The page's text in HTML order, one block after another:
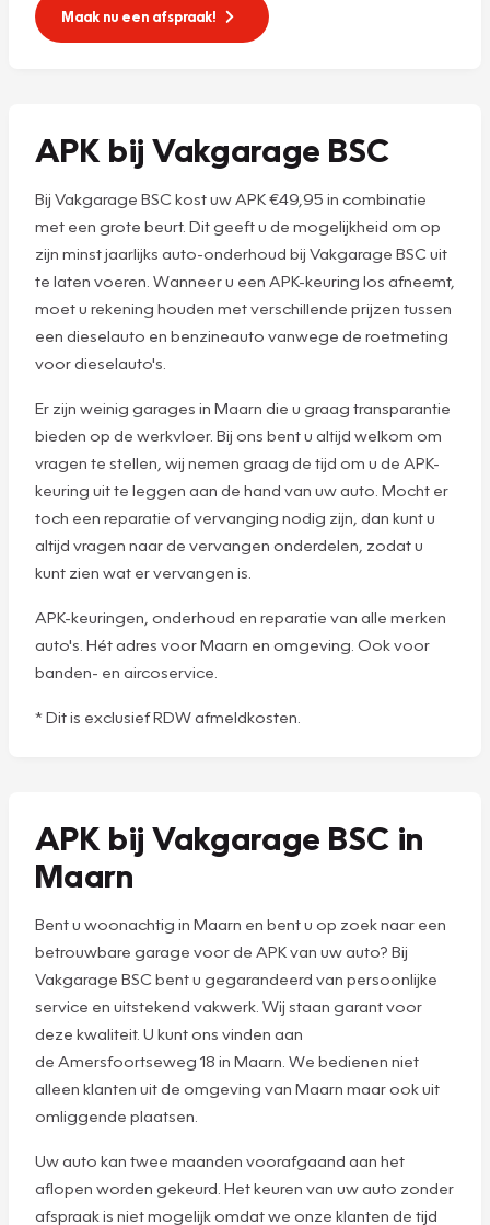
Maak nu een afspraak!
APK bij Vakgarage BSC
Bij Vakgarage BSC kost uw APK €49,95 in combinatie
met een grote beurt. Dit geeft u de mogelijkheid om op
zijn minst jaarlijks auto-onderhoud bij Vakgarage BSC uit
te laten voeren. Wanneer u een APK-keuring los afneemt,
moet u rekening houden met verschillende prijzen tussen
een dieselauto en benzineauto vanwege de roetmeting
voor dieselauto's.
Er zijn weinig garages in Maarn die u graag transparantie
bieden op de werkvloer. Bij ons bent u altijd welkom om
vragen te stellen, wij nemen graag de tijd om u de APK-
keuring uit te leggen aan de hand van uw auto. Mocht er
toch een reparatie of vervanging nodig zijn, dan kunt u
altijd vragen naar de vervangen onderdelen, zodat u
kunt zien wat er vervangen is.
APK-keuringen, onderhoud en reparatie van alle merken
auto's. Hét adres voor Maarn en omgeving. Ook voor
banden- en aircoservice.
* Dit is exclusief RDW afmeldkosten.
APK bij Vakgarage BSC in
Maarn
Bent u woonachtig in Maarn en bent u op zoek naar een
betrouwbare garage voor de APK van uw auto? Bij
Vakgarage BSC bent u gegarandeerd van persoonlijke
service en uitstekend vakwerk. Wij staan garant voor
deze kwaliteit. U kunt ons vinden aan
de Amersfoortseweg 18 in Maarn. We bedienen niet
alleen klanten uit de omgeving van Maarn maar ook uit
omliggende plaatsen.
Uw auto kan twee maanden voorafgaand aan het
aflopen worden gekeurd. Het keuren van uw auto zonder
afspraak is niet mogelijk omdat we onze klanten de tijd